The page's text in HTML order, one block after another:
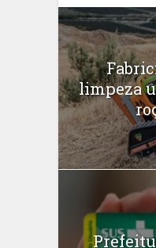
limpeza